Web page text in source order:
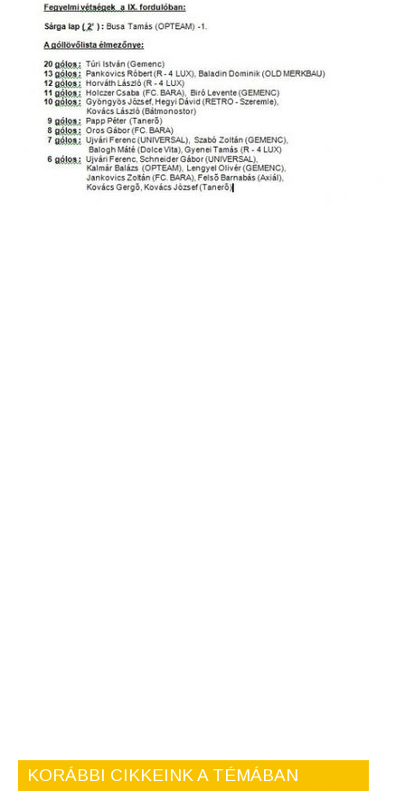
KORÁBBI CIKKEINK A TÉMÁBAN